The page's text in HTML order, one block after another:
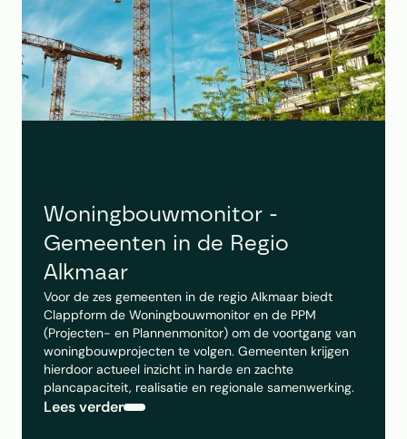
Woningbouwmonitor -
Gemeenten in de Regio
Alkmaar
Voor de zes gemeenten in de regio Alkmaar biedt
Clappform de Woningbouwmonitor en de PPM
(Projecten- en Plannenmonitor) om de voortgang van
woningbouwprojecten te volgen. Gemeenten krijgen
hierdoor actueel inzicht in harde en zachte
plancapaciteit, realisatie en regionale samenwerking.
Lees verder